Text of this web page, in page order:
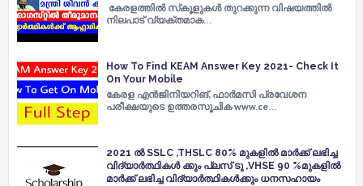
കേരളത്തില്‍ സ്‌കൂളുകള്‍ തുറക്കുന്ന വിഷയത്തില്‍
നിലപാട് വ്യക്തമാക…
How To Find KEAM Answer Key 2021- Check It
On Your Mobile
കേരള എന്‍ജിനിയറിങ്, ഫാര്‍മസി പ്രവേശന
പരീക്ഷയുടെ ഉത്തരസൂചിക www.ce…
2021 ൽ SSLC ,THSLC 80% മുകളിൽ മാർക്ക് ലഭിച്ച
വിദ്യാർത്ഥികൾ ക്കും പ്ലസ് ടു ,VHSE 90 %മുകളിൽ
മാർക്ക് ലഭിച്ച വിദ്യാർത്ഥികൾക്കും ധനസഹായം